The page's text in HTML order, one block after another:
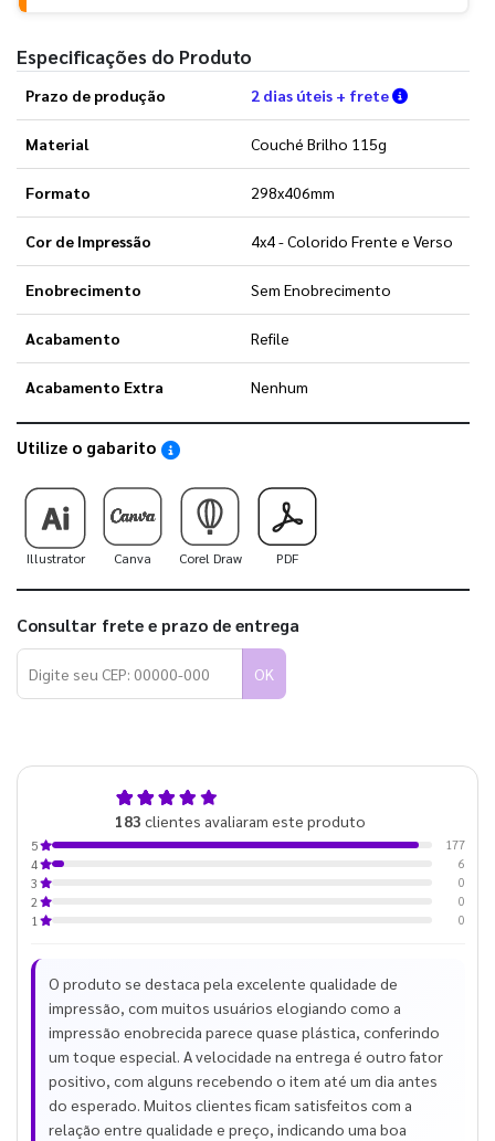
Especificações do Produto
Prazo de produção 2 dias úteis + frete Verifique
Material Couché Brilho 115g
Formato 298x406mm
Cor de Impressão 4x4 - Colorido Frente e Verso
Enobrecimento Sem Enobrecimento
Acabamento Refile
Acabamento Extra Nenhum
Utilize o gabarito Saiba como utilizar os nossos gabaritos
Illustrator Canva Corel Draw PDF
Consultar frete e prazo de entrega
OK
183 clientes avaliaram este produto
5
177
4
6
3
0
2
0
1
0
O produto se destaca pela excelente qualidade de
impressão, com muitos usuários elogiando como a
impressão enobrecida parece quase plástica, conferindo
um toque especial. A velocidade na entrega é outro fator
positivo, com alguns recebendo o item até um dia antes
do esperado. Muitos clientes ficam satisfeitos com a
relação entre qualidade e preço, indicando uma boa